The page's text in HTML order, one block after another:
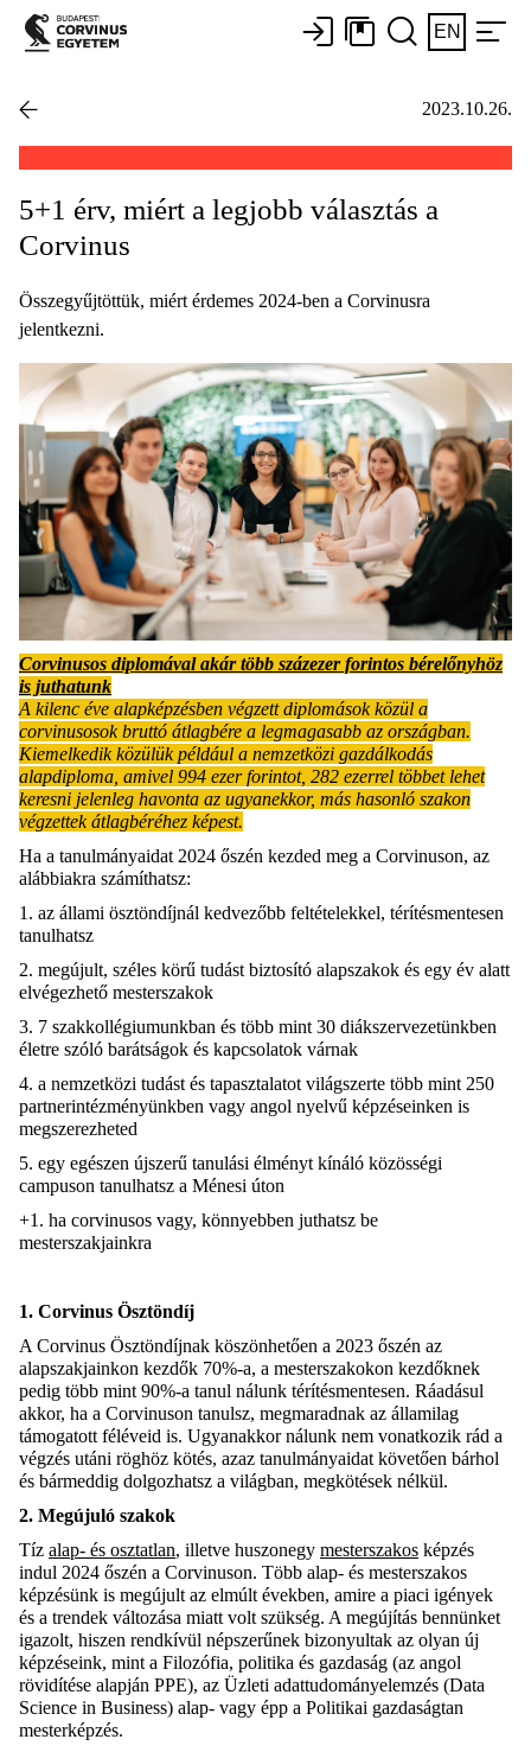
EN
2023.10.26.
5+1 érv, miért a legjobb választás a
Corvinus
Összegyűjtöttük, miért érdemes 2024-ben a Corvinusra
jelentkezni.
Corvinusos diplomával akár több százezer forintos bérelőnyhöz
is juthatunk
A kilenc éve alapképzésben végzett diplomások közül a
corvinusosok bruttó átlagbére a legmagasabb az országban.
Kiemelkedik közülük például a nemzetközi gazdálkodás
alapdiploma, amivel 994 ezer forintot, 282 ezerrel többet lehet
keresni jelenleg havonta az ugyanekkor, más hasonló szakon
végzettek átlagbéréhez képest.
Ha a tanulmányaidat 2024 őszén kezded meg a Corvinuson, az
alábbiakra számíthatsz:
1. az állami ösztöndíjnál kedvezőbb feltételekkel, térítésmentesen
tanulhatsz
2. megújult, széles körű tudást biztosító alapszakok és egy év alatt
elvégezhető mesterszakok
3. 7 szakkollégiumunkban és több mint 30 diákszervezetünkben
életre szóló barátságok és kapcsolatok várnak
4. a nemzetközi tudást és tapasztalatot világszerte több mint 250
partnerintézményünkben vagy angol nyelvű képzéseinken is
megszerezheted
5. egy egészen újszerű tanulási élményt kínáló közösségi
campuson tanulhatsz a Ménesi úton
+1. ha corvinusos vagy, könnyebben juthatsz be
mesterszakjainkra
1. Corvinus Ösztöndíj
A Corvinus Ösztöndíjnak köszönhetően a 2023 őszén az
alapszakjainkon kezdők 70%-a, a mesterszakokon kezdőknek
pedig több mint 90%-a tanul nálunk térítésmentesen. Ráadásul
akkor, ha a Corvinuson tanulsz, megmaradnak az államilag
támogatott féléveid is. Ugyanakkor nálunk nem vonatkozik rád a
végzés utáni röghöz kötés, azaz tanulmányaidat követően bárhol
és bármeddig dolgozhatsz a világban, megkötések nélkül.
2. Megújuló szakok
Tíz alap- és osztatlan, illetve huszonegy mesterszakos képzés
indul 2024 őszén a Corvinuson. Több alap- és mesterszakos
képzésünk is megújult az elmúlt években, amire a piaci igények
és a trendek változása miatt volt szükség. A megújítás bennünket
igazolt, hiszen rendkívül népszerűnek bizonyultak az olyan új
képzéseink, mint a Filozófia, politika és gazdaság (az angol
rövidítése alapján PPE), az Üzleti adattudományelemzés (Data
Science in Business) alap- vagy épp a Politikai gazdaságtan
mesterképzés.